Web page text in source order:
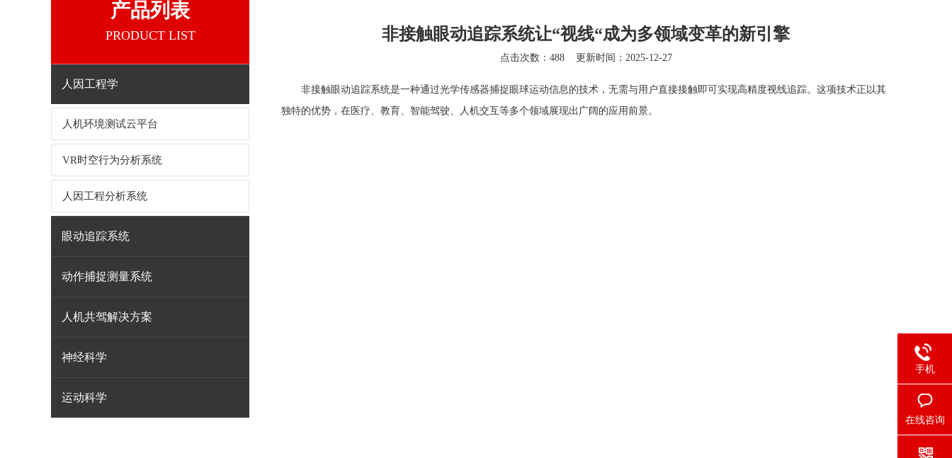
产品列表
PRODUCT LIST
人因工程学
人机环境测试云平台
VR时空行为分析系统
人因工程分析系统
眼动追踪系统
动作捕捉测量系统
人机共驾解决方案
神经科学
运动科学
非接触眼动追踪系统让“视线“成为多领域变革的新引擎
点击次数：488 更新时间：2025-12-27
非接触眼动追踪系统是一种通过光学传感器捕捉眼球运动信息的技术，无需与用户直接接触即可实现高精度视线追踪。这项技术正以其
独特的优势，在医疗、教育、智能驾驶、人机交互等多个领域展现出广阔的应用前景。
手机
在线咨询